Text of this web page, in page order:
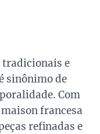
tradicionais e
sinônimo de
Com
francesa
refinadas e